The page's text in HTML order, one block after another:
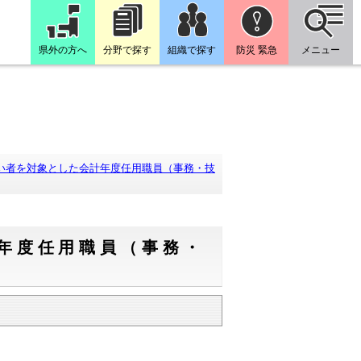
県外の方へ 分野で探す 組織で探す 防災 緊急 メニュー
を対象とした会計年度任用職員（事務・技
度任用職員（事務・